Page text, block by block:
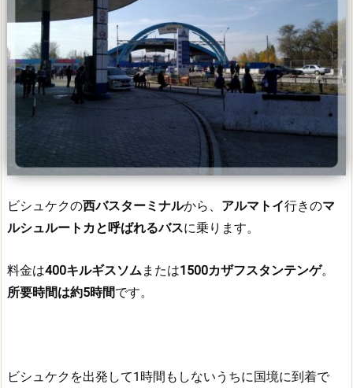
ビシュケクの西バスターミナルから、 アルマトイ行きのマ
ルシュルートカと呼ばれるバスに乗ります。
料金は400キルギスソムまたは1500カザフスタンテンゲ。
所要時間は約5時間です。
ビシュケクを出発して1時間もしないうちに国境に到着で